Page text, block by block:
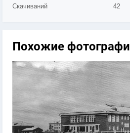
Скачиваний
42
Похожие